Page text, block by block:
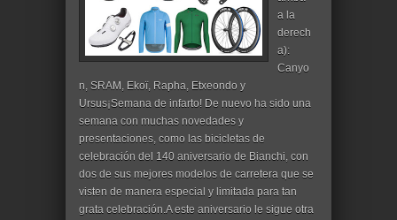
a la
derech
a):
Canyo
n, SRAM, Ekoï, Rapha, Etxeondo y
Ursus¡Semana de infarto! De nuevo ha sido una
semana con muchas novedades y
presentaciones, como las bicicletas de
celebración del 140 aniversario de Bianchi, con
dos de sus mejores modelos de carretera que se
visten de manera especial y limitada para tan
grata celebración.A este aniversario le sigue otra